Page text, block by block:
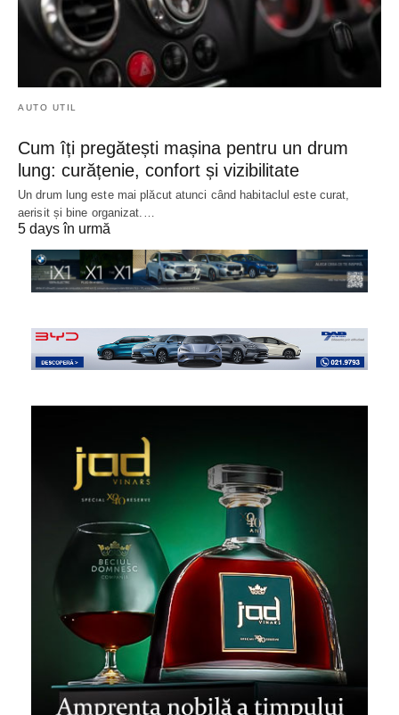
AUTO UTIL
Cum îți pregătești mașina pentru un drum
lung: curățenie, confort și vizibilitate
Un drum lung este mai plăcut atunci când habitaclul este curat,
aerisit și bine organizat.…
5 days în urmă